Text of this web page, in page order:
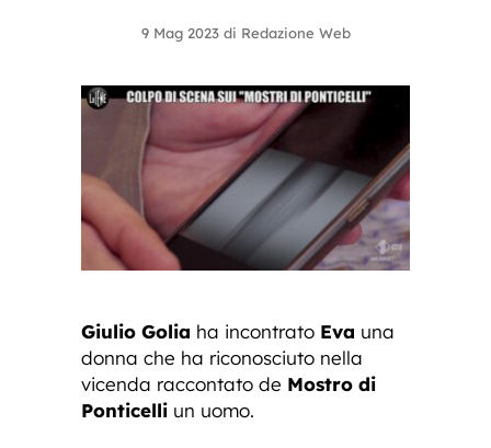
9 Mag 2023 di Redazione Web
Giulio Golia ha incontrato Eva una
donna che ha riconosciuto nella
vicenda raccontato de Mostro di
Ponticelli un uomo.